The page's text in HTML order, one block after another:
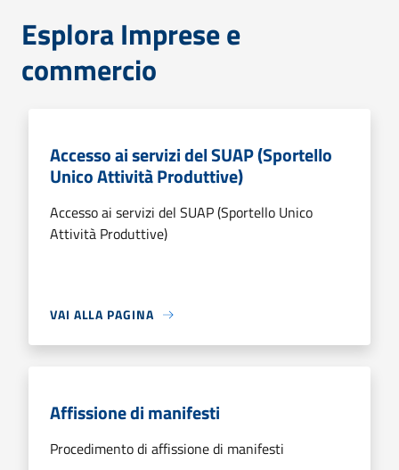
Esplora Imprese e
commercio
Accesso ai servizi del SUAP (Sportello
Unico Attività Produttive)
Accesso ai servizi del SUAP (Sportello Unico
Attività Produttive)
VAI ALLA PAGINA
Affissione di manifesti
Procedimento di affissione di manifesti